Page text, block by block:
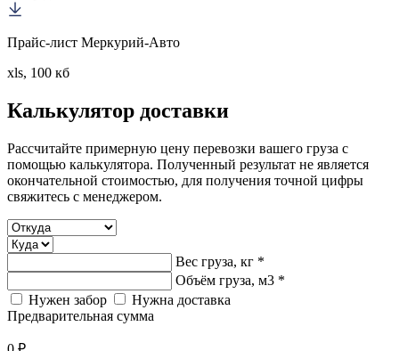
Прайс-лист Меркурий-Авто
xls, 100 кб
Калькулятор доставки
Рассчитайте примерную цену перевозки вашего груза с
помощью калькулятора. Полученный результат не является
окончательной стоимостью, для получения точной цифры
свяжитесь с менеджером.
Вес груза, кг *
Объём груза, м3 *
Нужен забор
Нужна доставка
Предварительная сумма